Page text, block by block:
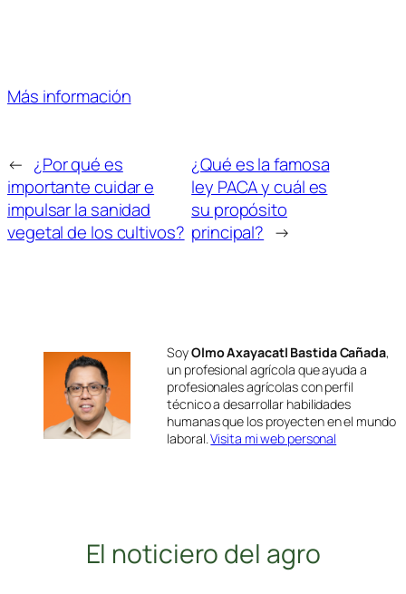
Más información
← ¿Por qué es
importante cuidar e
impulsar la sanidad
vegetal de los cultivos?
¿Qué es la famosa
ley PACA y cuál es
su propósito
principal? →
SoyOlmo Axayacatl Bastida Cañada,
un profesional agrícola que ayuda a
profesionales agrícolas con perfil
técnico a desarrollar habilidades
humanas que los proyecten en el mundo
laboral.Visita mi web personal
El noticiero del agro